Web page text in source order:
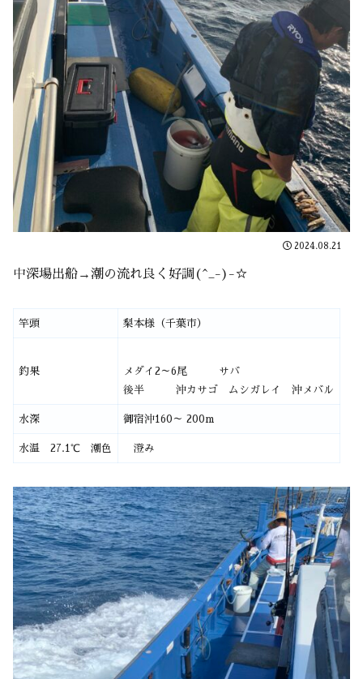
2024.08.21
中深場出船→潮の流れ良く好調(^_-)-☆
竿頭 梨本様（千葉市）
釣果
メダイ2～6尾 サバ
後半 沖カサゴ ムシガレイ 沖メバル
水深 御宿沖160～ 200m
水温 27.1℃ 潮色 澄み